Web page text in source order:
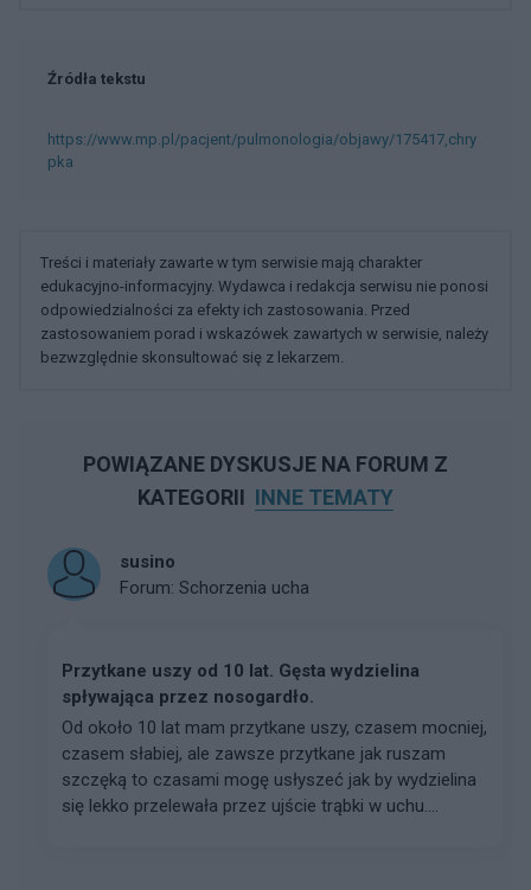
Źródła tekstu
https://www.mp.pl/pacjent/pulmonologia/objawy/175417,chry
pka
Treści i materiały zawarte w tym serwisie mają charakter
edukacyjno-informacyjny. Wydawca i redakcja serwisu nie ponosi
odpowiedzialności za efekty ich zastosowania. Przed
zastosowaniem porad i wskazówek zawartych w serwisie, należy
bezwzględnie skonsultować się z lekarzem.
POWIĄZANE DYSKUSJE NA FORUM Z
KATEGORII INNE TEMATY
susino
Forum: Schorzenia ucha
Przytkane uszy od 10 lat. Gęsta wydzielina
spływająca przez nosogardło.
Od około 10 lat mam przytkane uszy, czasem mocniej,
czasem słabiej, ale zawsze przytkane jak ruszam
szczęką to czasami mogę usłyszeć jak by wydzielina
się lekko przelewała przez ujście trąbki w uchu....